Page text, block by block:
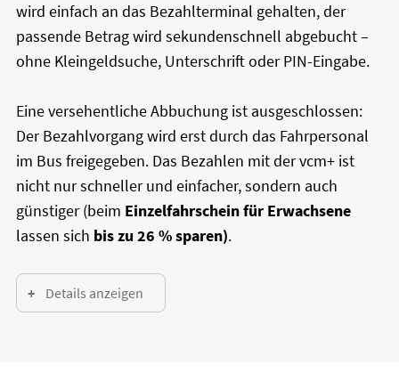
wird einfach an das Bezahlterminal gehalten, der
passende Betrag wird sekundenschnell abgebucht –
ohne Kleingeldsuche, Unterschrift oder PIN-Eingabe.
Eine versehentliche Abbuchung ist ausgeschlossen:
Der Bezahlvorgang wird erst durch das Fahrpersonal
im Bus freigegeben. Das Bezahlen mit der vcm+ ist
nicht nur schneller und einfacher, sondern auch
günstiger (beim Einzelfahrschein für Erwachsene
lassen sich bis zu 26 % sparen).
Details anzeigen